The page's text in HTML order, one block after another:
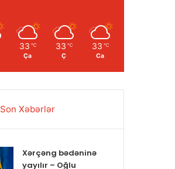
33 ℃
Ça
33 ℃
Ç
33 ℃
Ca
Son Xəbərlər
Xərçəng bədəninə
yayılır – Oğlu